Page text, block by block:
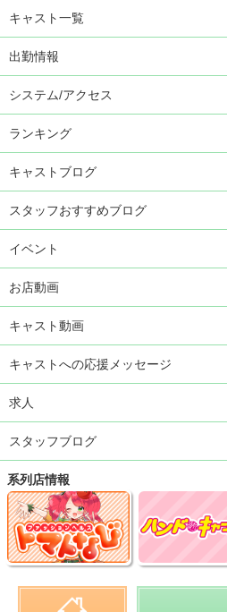
キャスト一覧
出勤情報
システム/アクセス
ランキング
キャストブログ
スタッフおすすめブログ
イベント
お店動画
キャスト動画
キャストへの応援メッセージ
求人
スタッフブログ
系列店情報